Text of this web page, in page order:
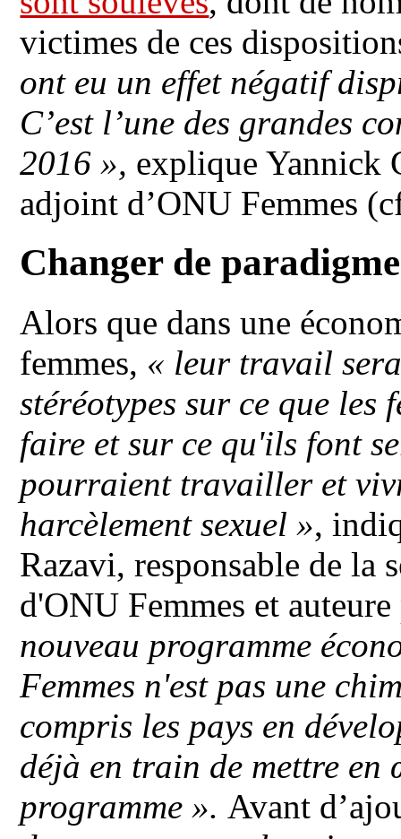
victimes de ces
ont eu un effet négatif
C’est l’une des grandes
2016 », explique Yannick
adjoint d’ONU Femmes
Changer de paradigme
Alors que dans une
femmes, « leur travail
stéréotypes sur ce que les
faire et sur ce qu'ils font
pourraient travailler et
harcèlement sexuel »,
Razavi, responsable de la
d'ONU Femmes et
nouveau programme
Femmes n'est pas une
compris les pays en
déjà en train de mettre en
programme ». Avant